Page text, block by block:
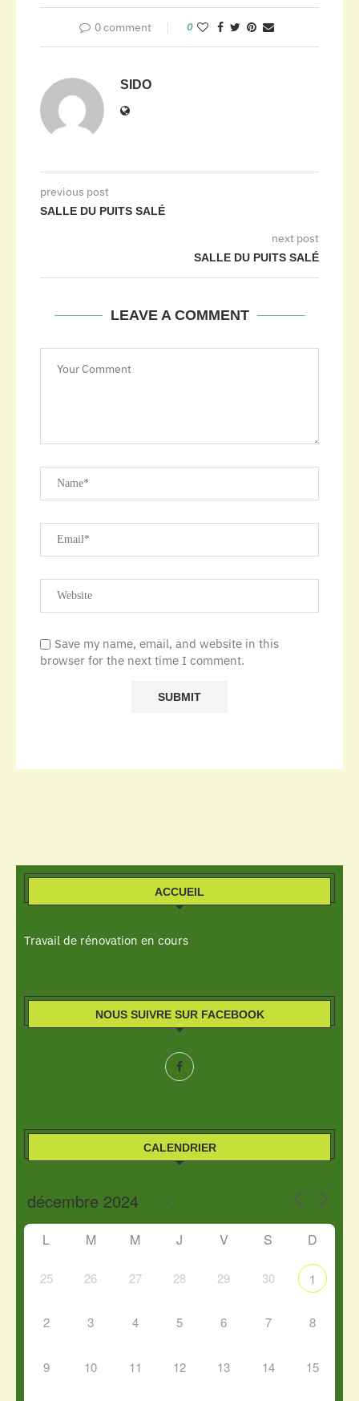
0 comment 0
SIDO
previous post
SALLE DU PUITS SALÉ
next post
SALLE DU PUITS SALÉ
LEAVE A COMMENT
Save my name, email, and website in this
browser for the next time I comment.
ACCUEIL
Travail de rénovation en cours
NOUS SUIVRE SUR FACEBOOK
CALENDRIER
L M M J V S D
25 26 27 28 29 30 1
2 3 4 5 6 7 8
9 10 11 12 13 14 15